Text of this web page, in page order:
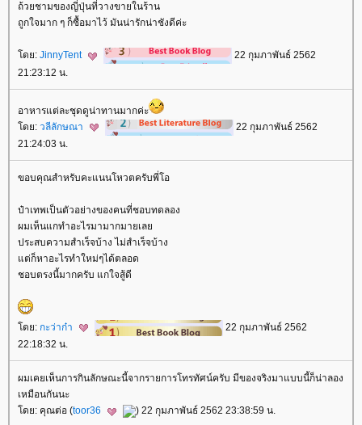
ถ้วยชามของญี่ปุ่นที่วางขายในร้าน
ถูกใจมาก ๆ ก็ซื้อมาไว้ มันน่ารักน่าชังดีค่ะ
ดย: JinnyTent
22 กุมภาพันธ์ 2562
21:23:12 น.
อาหารแต่ละชุดดูน่าทานมากค่ะ
ดย: วลีลักษณา
22 กุมภาพันธ์ 2562
21:24:03 น.
ขอบคุณสำหรับคะแนนโหวตครับพี่โอ
ป๋าเทพเป็นตัวอย่างของคนที่ชอบทดลอง
ผมเห็นแกทำอะไรมามากมายเล
ประสบความสำเร็จบ้าง ไม่สำเร็จบ้าง
ต่ก็หาอะไรทำใหม่ๆได้ตลอด
ชอบตรงนี้มากครับ แกใจสู้ดี
ดย: กะว่าก๋า
22 กุมภาพันธ์ 2562
22:18:32 น.
ผมเคยเห็นการกินลักษณะนี้จากรายการโทรทัศน์ครับ มีของจริงมาแบบนี้ก็น่าลอง
เหมือนกันนะ
ดย: คุณต่อ (toor36 ) 22 กุมภาพันธ์ 2562 23:38:59 น.